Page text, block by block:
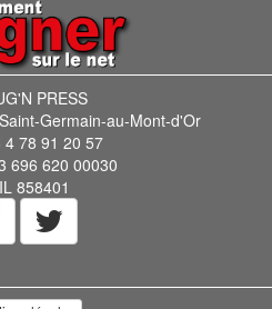
PRESS
Germain-au-Mont-d'Or
4 78 91 20 57
696 620 00030
858401